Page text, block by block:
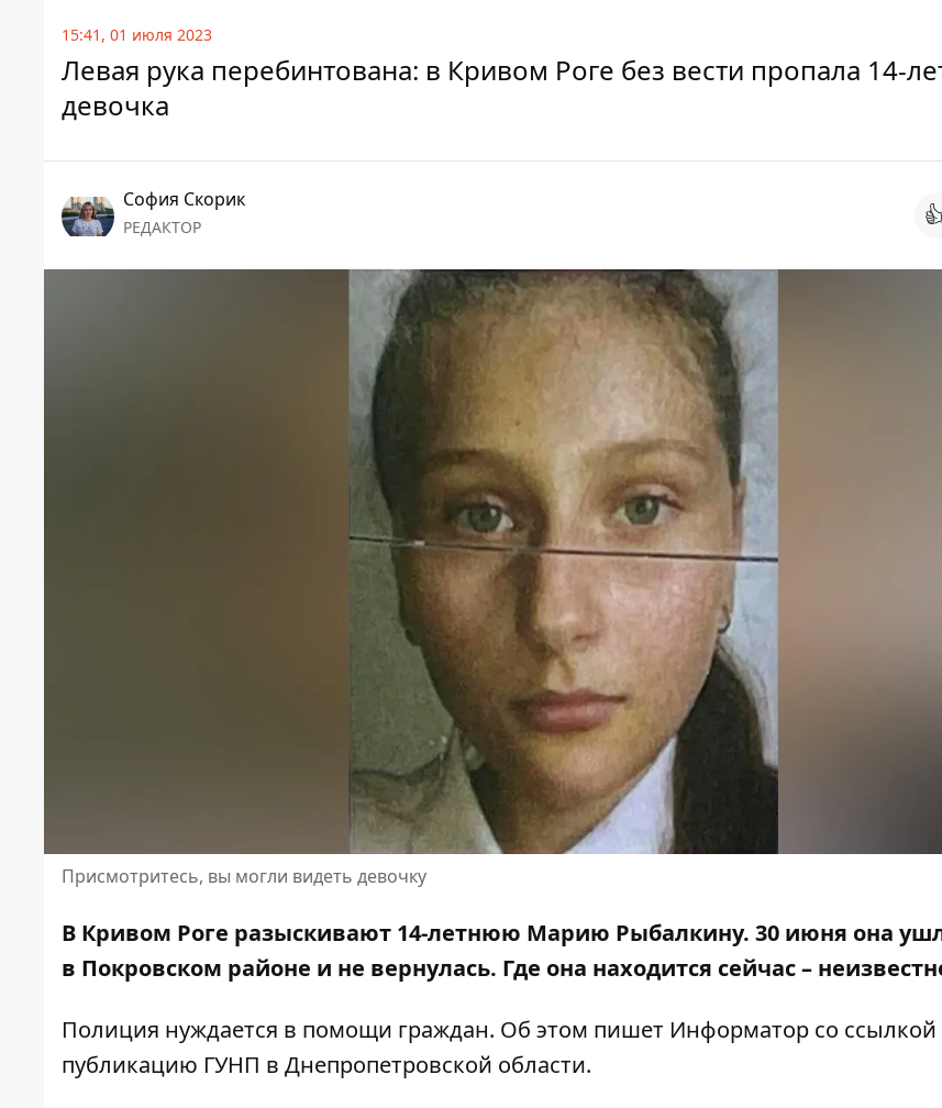
15:41, 01 июля 2023
Левая рука перебинтована: в Кривом Роге без вести пропала 14-
девочка
София Скорик
РЕДАКТОР
Присмотритесь, вы могли видеть девочку
В Кривом Роге разыскивают 14-летнюю Марию Рыбалкину. 30 июня она
в Покровском районе и не вернулась. Где она находится сейчас –
Полиция нуждается в помощи граждан. Об этом пишет Информатор со ссылкой
публикацию ГУНП в Днепропетровской области.